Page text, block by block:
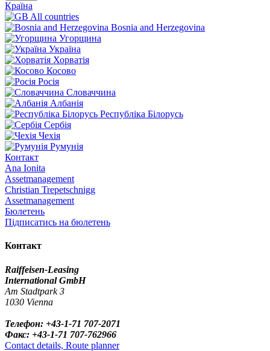
Країна
All countries
Bosnia and Herzegovina
Угорщина
Україна
Хорватія
Косово
Росія
Словаччина
Албанія
Республіка Білорусь
Сербія
Чехія
Румунія
Контакт
Ana Ionita
Assetmanagement
Christian Trepetschnigg
Assetmanagement
Бюлетень
Підписатись на бюлетень
Контакт
Raiffeisen-Leasing
International GmbH
Am Stadtpark 3
1030 Vienna
Телефон: +43-1-71 707-2071
Факс: +43-1-71 707-762966
Contact details, Route planner